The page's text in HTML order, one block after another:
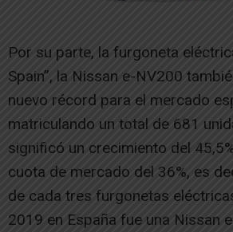
Por su parte, la furgoneta
Spain”, la Nissan e-NV200
nuevo récord para el mercado
matriculando un total de 681
significó un crecimiento del
cuota de mercado del 36%, es
de cada tres furgonetas
2019 en España fue una Nissan